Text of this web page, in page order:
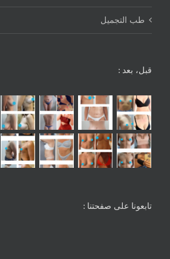
طب التجميل
قبل، بعد :
تابعونا على صفحتنا :